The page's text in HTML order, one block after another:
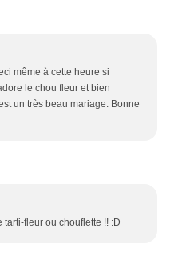
même à cette heure si
le chou fleur et bien
un très beau mariage. Bonne
fleur ou chouflette !! :D